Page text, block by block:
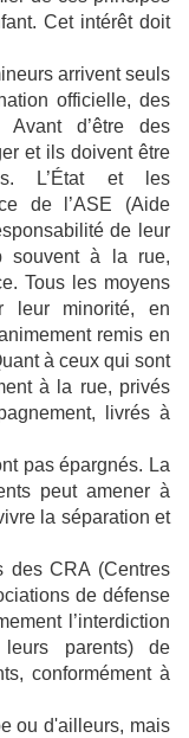
Cet intérêt doit
arrivent seuls
officielle, des
Avant d’être des
et ils doivent être
L’État et les
de l’ASE (Aide
de leur
souvent à la rue,
Tous les moyens
leur minorité, en
remis en
à ceux qui sont
à la rue, privés
livrés à
pas épargnés. La
peut amener à
la séparation et
des CRA (Centres
de défense
l’interdiction
parents) de
conformément à
ou d'ailleurs, mais